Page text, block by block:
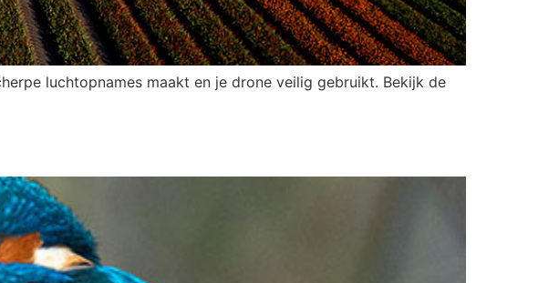
luchtopnames maakt en je drone veilig gebruikt. Bekijk de